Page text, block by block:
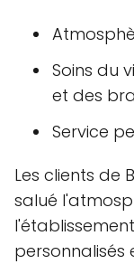
Soins du
et des
Service
Les clients de
salué